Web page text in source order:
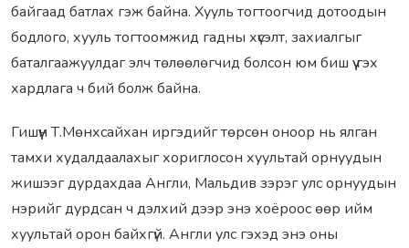
байгаад батлах гэж байна. Хууль тогтоогчид дотоодын
бодлого, хууль тогтоомжид гадны хүсэлт, захиалгыг
баталгаажуулдаг элч төлөөлөгчид болсон юм биш үү гэх
хардлага ч бий болж байна.
Гишүүн Т.Мөнхсайхан иргэдийг төрсөн оноор нь ялган
тамхи худалдаалахыг хориглосон хуультай орнуудын
жишээг дурдахдаа Англи, Мальдив зэрэг улс орнуудын
нэрийг дурдсан ч дэлхий дээр энэ хоёроос өөр ийм
хуультай орон байхгүй. Англи улс гэхэд энэ оны